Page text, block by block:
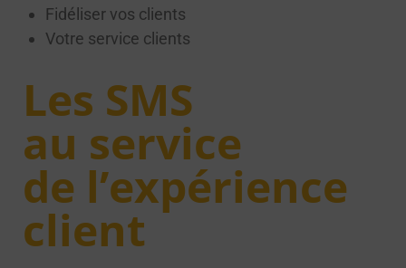
Fidéliser vos clients
Votre service clients
Les SMS
au service
de l’expérience
client